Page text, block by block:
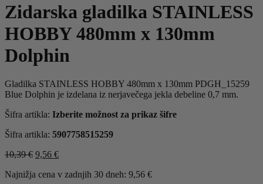
Zidarska gladilka STAINLESS
HOBBY 480mm x 130mm
Dolphin
Gladilka STAINLESS HOBBY 480mm x 130mm PDGH_15259
Blue Dolphin je izdelana iz nerjavečega jekla debeline 0,7 mm.
Šifra artikla: Izberite možnost za prikaz šifre
Šifra artikla: 5907758515259
10,39€ Izvirna
je
9,56 €Trenutna
je:
Najnižja cena v zadnjih 30 dneh: 9,56 €